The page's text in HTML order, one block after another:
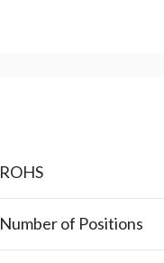
ROHS
Number of Positions